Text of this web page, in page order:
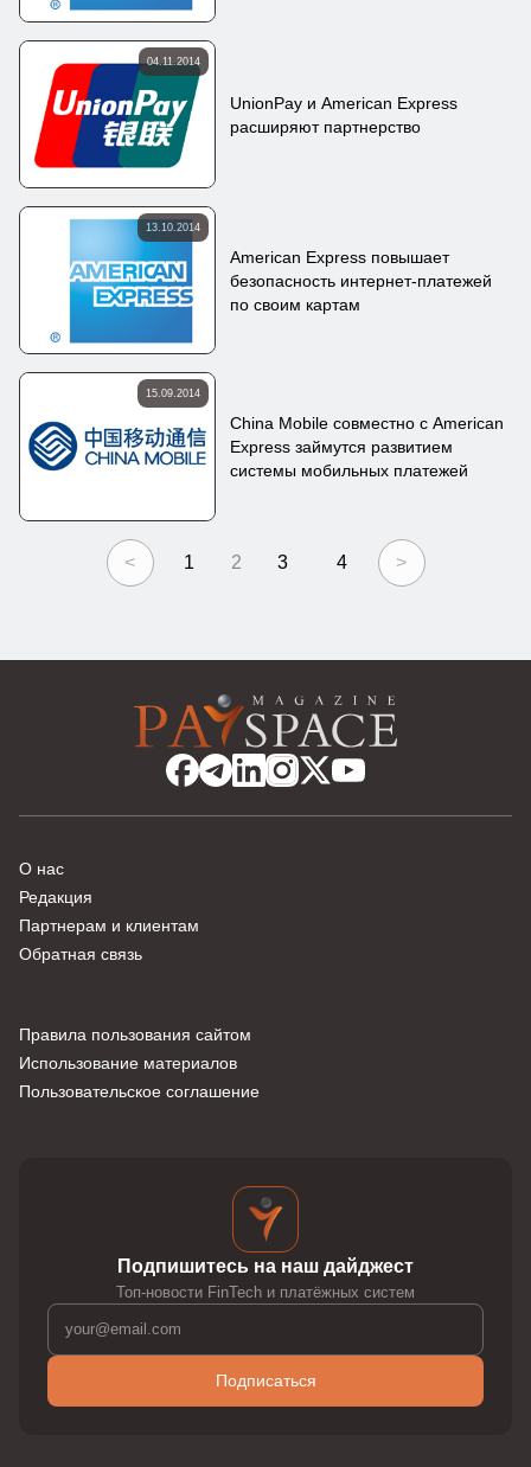
04.11.2014
UnionPay и American Express
расширяют партнерство
13.10.2014
American Express повышает
безопасность интернет-платежей
по своим картам
15.09.2014
China Mobile совместно с American
Express займутся развитием
системы мобильных платежей
< 1 2 3 4 >
О нас
Редакция
Партнерам и клиентам
Обратная связь
Правила пользования сайтом
Использование материалов
Пользовательское соглашение
Подпишитесь на наш дайджест
Топ-новости FinTech и платёжных систем
Подписаться